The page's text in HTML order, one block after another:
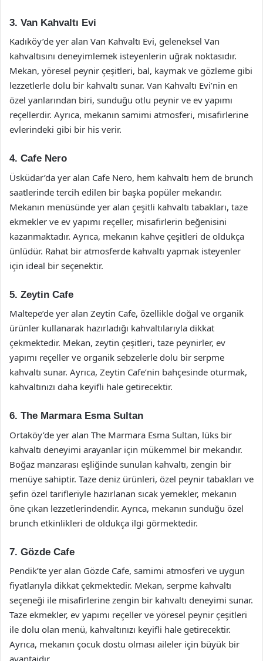
3. Van Kahvaltı Evi
Kadıköy’de yer alan Van Kahvaltı Evi, geleneksel Van
kahvaltısını deneyimlemek isteyenlerin uğrak noktasıdır.
Mekan, yöresel peynir çeşitleri, bal, kaymak ve gözleme gibi
lezzetlerle dolu bir kahvaltı sunar. Van Kahvaltı Evi’nin en
özel yanlarından biri, sunduğu otlu peynir ve ev yapımı
reçellerdir. Ayrıca, mekanın samimi atmosferi, misafirlerine
evlerindeki gibi bir his verir.
4. Cafe Nero
Üsküdar’da yer alan Cafe Nero, hem kahvaltı hem de brunch
saatlerinde tercih edilen bir başka popüler mekandır.
Mekanın menüsünde yer alan çeşitli kahvaltı tabakları, taze
ekmekler ve ev yapımı reçeller, misafirlerin beğenisini
kazanmaktadır. Ayrıca, mekanın kahve çeşitleri de oldukça
ünlüdür. Rahat bir atmosferde kahvaltı yapmak isteyenler
için ideal bir seçenektir.
5. Zeytin Cafe
Maltepe’de yer alan Zeytin Cafe, özellikle doğal ve organik
ürünler kullanarak hazırladığı kahvaltılarıyla dikkat
çekmektedir. Mekan, zeytin çeşitleri, taze peynirler, ev
yapımı reçeller ve organik sebzelerle dolu bir serpme
kahvaltı sunar. Ayrıca, Zeytin Cafe’nin bahçesinde oturmak,
kahvaltınızı daha keyifli hale getirecektir.
6. The Marmara Esma Sultan
Ortaköy’de yer alan The Marmara Esma Sultan, lüks bir
kahvaltı deneyimi arayanlar için mükemmel bir mekandır.
Boğaz manzarası eşliğinde sunulan kahvaltı, zengin bir
menüye sahiptir. Taze deniz ürünleri, özel peynir tabakları ve
şefin özel tarifleriyle hazırlanan sıcak yemekler, mekanın
öne çıkan lezzetlerindendir. Ayrıca, mekanın sunduğu özel
brunch etkinlikleri de oldukça ilgi görmektedir.
7. Gözde Cafe
Pendik’te yer alan Gözde Cafe, samimi atmosferi ve uygun
fiyatlarıyla dikkat çekmektedir. Mekan, serpme kahvaltı
seçeneği ile misafirlerine zengin bir kahvaltı deneyimi sunar.
Taze ekmekler, ev yapımı reçeller ve yöresel peynir çeşitleri
ile dolu olan menü, kahvaltınızı keyifli hale getirecektir.
Ayrıca, mekanın çocuk dostu olması aileler için büyük bir
avantajdır.